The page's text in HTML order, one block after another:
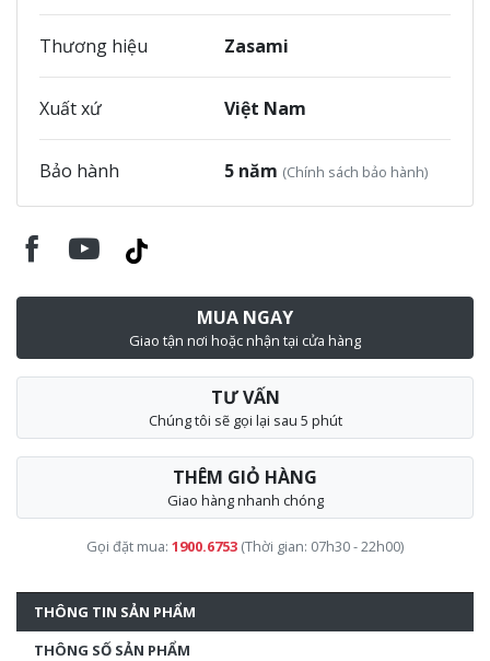
Thương hiệu Zasami
Xuất xứ Việt Nam
Bảo hành 5 năm (Chính sách bảo hành)
MUA NGAY
Giao tận nơi hoặc nhận tại cửa hàng
TƯ VẤN
Chúng tôi sẽ gọi lại sau 5 phút
THÊM GIỎ HÀNG
Giao hàng nhanh chóng
Gọi đặt mua: 1900.6753 (Thời gian: 07h30 - 22h00)
THÔNG TIN SẢN PHẨM
THÔNG SỐ SẢN PHẨM